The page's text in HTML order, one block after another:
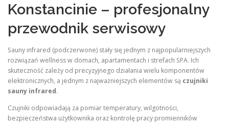
Konstancinie – profesjonalny
przewodnik serwisowy
Sauny infrared (podczerwone) stały się jednym z najpopularniejszych
rozwiązań wellness w domach, apartamentach i strefach SPA. Ich
skuteczność zależy od precyzyjnego działania wielu komponentów
elektronicznych, a jednym z najważniejszych elementów są czujniki
sauny infrared.
Czujniki odpowiadają za pomiar temperatury, wilgotności,
bezpieczeństwa użytkownika oraz kontrolę pracy promienników